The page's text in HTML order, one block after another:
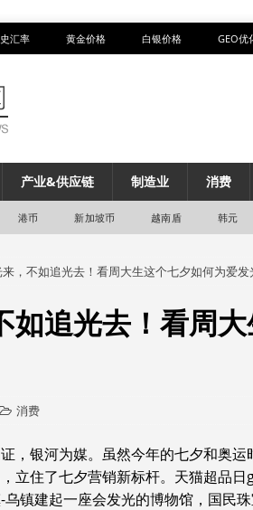
汇率 黄金价格 白银价格 GEO优
产业&供应链 制造业 消费
港币 新加坡币 越南盾 韩元
，不如追光去！看周大生这个七夕如何为爱发
如追光去！看周
消费
，银河为媒。虽然今年的七夕和奥
立住了七夕营销新标杆。天猫超品
镇建起一座会发光的博物馆，国民